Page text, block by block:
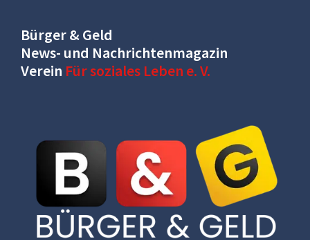
Bürger & Geld
News- und Nachrichtenmagazin
Verein Für soziales Leben e. V.